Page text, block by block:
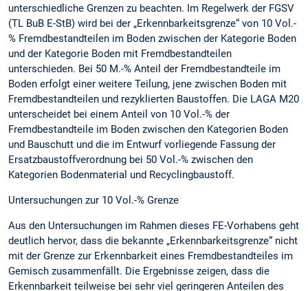
unterschiedliche Grenzen zu beachten. Im Regelwerk der FGSV
(TL BuB E-StB) wird bei der „Erkennbarkeitsgrenze“ von 10 Vol.-
% Fremdbestandteilen im Boden zwischen der Kategorie Boden
und der Kategorie Boden mit Fremdbestandteilen
unterschieden. Bei 50 M.-% Anteil der Fremdbestandteile im
Boden erfolgt einer weitere Teilung, jene zwischen Boden mit
Fremdbestandteilen und rezyklierten Baustoffen. Die LAGA M20
unterscheidet bei einem Anteil von 10 Vol.-% der
Fremdbestandteile im Boden zwi­schen den Kategorien Boden
und Bauschutt und die im Entwurf vorliegende Fassung der
Ersatz­baustoffverordnung bei 50 Vol.-% zwischen den
Kategorien Bodenmaterial und Recyclingbaustoff.
Untersuchungen zur 10 Vol.-% Grenze
Aus den Untersuchungen im Rahmen dieses FE-Vorhabens geht
deutlich hervor, dass die bekannte „Erkennbarkeitsgrenze“ nicht
mit der Grenze zur Erkennbarkeit eines Fremdbestandteiles im
Ge­misch zusammenfällt. Die Ergebnisse zeigen, dass die
Erkennbarkeit teilweise bei sehr viel geringeren Anteilen des